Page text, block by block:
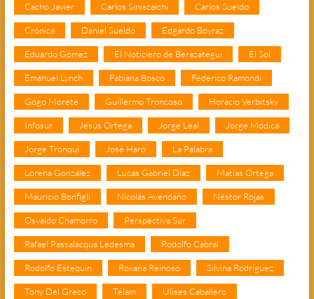
Cacho Javier Carlos Siniscalchi Carlos Sueldo
Crónica Daniel Sueldo Edgardo Boyraz
Eduardo Gómez El Noticiero de Berazategui El Sol
Emanuel Lynch Fabiana Bosco Federico Ramondi
Gogo Morete Guillermo Troncoso Horacio Verbitsky
Infosur Jesús Ortega Jorge Leal Jorge Módica
Jorge Tronqui José Haro La Palabra
Lorena González Lucas Gabriel Díaz Matías Ortega
Mauricio Bonfigli Nicolás Avendaño Néstor Rojas
Osvaldo Chamorro Perspectiva Sur
Rafael Passalacqua Ledesma Rodolfo Cabral
Rodolfo Estequin Roxana Reinoso Silvina Rodríguez
Tony Del Greco Télam Ulises Caballero